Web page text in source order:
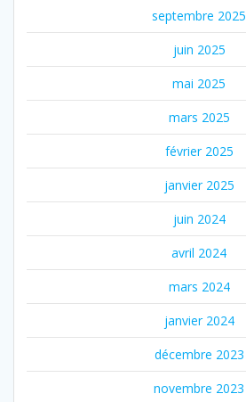
septembre 2025
juin 2025
mai 2025
mars 2025
février 2025
janvier 2025
juin 2024
avril 2024
mars 2024
janvier 2024
décembre 2023
novembre 2023